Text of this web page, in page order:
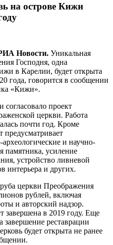
на острове Кижи
Новости. Уникальная
Господня, одна
в Карелии, будет открыта
года, говорится в сообщении
«Кижи».
согласовало проект
церкви. Работа
почти год. Кроме
предусматривает
и научно-
памятника, усиление
устройство ливневой
интерьера и других.
церкви Преображения
рублей, включая
и авторский надзор.
завершена в 2019 году. Еще
реставрации
будет открыта не ранее